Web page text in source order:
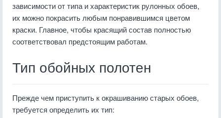
зависимости от типа и характеристик рулонных обоев,
их можно покрасить любым понравившимся цветом
краски. Главное, чтобы красящий состав полностью
соответствовал предстоящим работам.
Тип обойных полотен
Прежде чем приступить к окрашиванию старых обоев,
требуется определить их тип: